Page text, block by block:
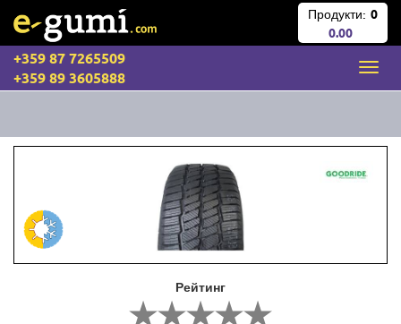
Продукти: 0
0.00
+359 87 7265509
+359 89 3605888
Рейтинг